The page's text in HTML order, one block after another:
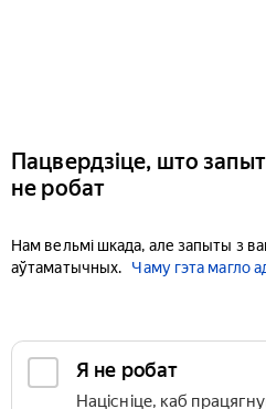
Пацвердзіце, што
не робат
Нам вельмі шкада, але запыты з
аўтаматычных.
Чаму гэта магло
Я не робат
Націсніце, каб